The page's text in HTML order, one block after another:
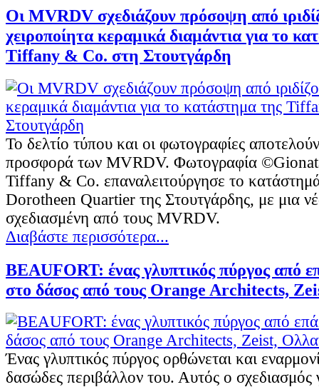
Οι MVRDV σχεδιάζουν πρόσοψη από
χειροποίητα κεραμικά διαμάντια για το
Tiffany & Co. στη Στουτγάρδη
Το δελτίο τύπου και οι φωτογραφίες
προσφορά των MVRDV. Φωτογραφία
Tiffany & Co. επαναλειτούργησε το
Dorotheen Quartier της Στουτγάρδης, με μια
σχεδιασμένη από τους MVRDV.
Διαβάστε περισσότερα...
BEAUFORT: ένας γλυπτικός πύργος από
στο δάσος από τους Orange Architects,
Ένας γλυπτικός πύργος ορθώνεται και
δασώδες περιβάλλον του. Αυτός ο σχεδιασμός